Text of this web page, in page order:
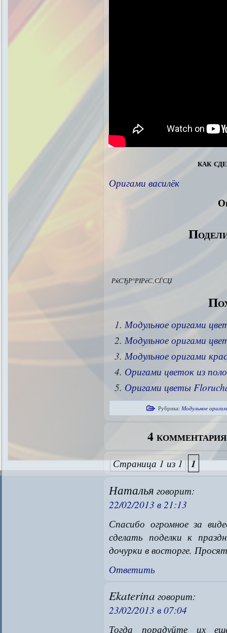
как
Оригами василёк
РќСЂР°РІРёС‚СЃСЏ
Модульное оригами
Модульное оригами
Модульное оригами
Оригами цветок из
Оригами цветы
Рубрика: Модульное
4
Страница 1 из 1 1
Наталья говорит:
22/02/2013 в 21:13
Спасибо огромное за
сделать поделки к
дочурки в восторге.
Ответить
Ekaterina говорит:
23/02/2013 в 07:04
Тогда порадуйте их